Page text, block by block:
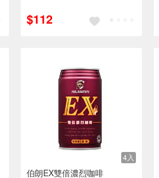
$112
4入
伯朗EX雙倍濃烈咖啡